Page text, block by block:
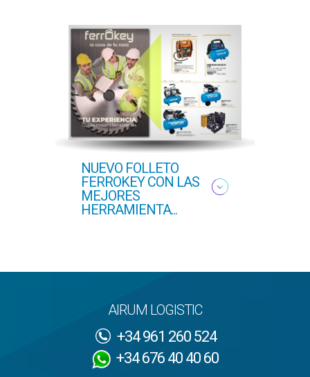
NUEVO FOLLETO
FERROKEY CON LAS
MEJORES
HERRAMIENTA...
AIRUM LOGISTIC
+34 961 260 524
+34 676 40 40 60